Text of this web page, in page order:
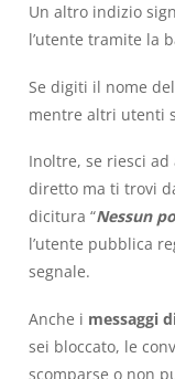
Un altro indizio
l’utente tramite la
Se digiti il nome
mentre altri utenti
Inoltre, se riesci
diretto ma ti trovi
dicitura “Nessun
l’utente pubblica
segnale.
Anche i messaggi
sei bloccato, le
scomparse o non